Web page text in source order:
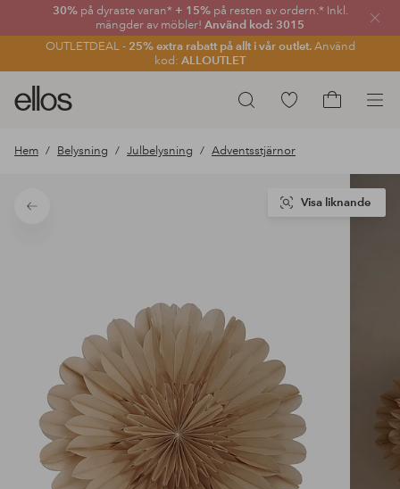
30% på dyraste varan* + 15% på resten av ordern.* Inkl.
mängder av möbler! Använd kod: 3015
OUTLETDEAL - 25% extra rabatt på allt i vår outlet.Använd
kod: ALLOUTLET
Sök
Ellos
logotyp
gå
förstasidan
Gå
Hem Belysning Julbelysning Adventsstjärnor
Tillbaka
Visa liknande